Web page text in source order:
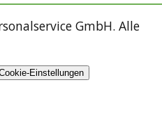
GmbH. Alle
Einstellungen